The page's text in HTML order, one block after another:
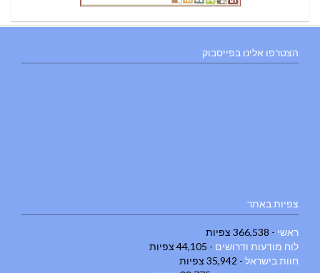
הצטרפו אלינו בפייסבוק
צפיות באתר
ראשי - 366,538 צפיות
לוח מודעות ודרושים - 44,105 צפיות
חוות בישראל - 35,942 צפיות